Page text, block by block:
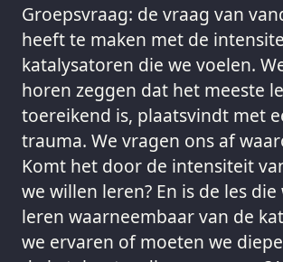
Groepsvraag: de vraag van
heeft te maken met de
katalysatoren die we voelen.
horen zeggen dat het meeste
toereikend is, plaatsvindt met
trauma. We vragen ons af
Komt het door de intensiteit
we willen leren? En is de les
leren waarneembaar van de
we ervaren of moeten we